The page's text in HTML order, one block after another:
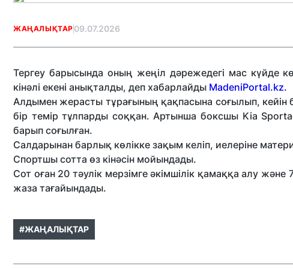
ЖАҢАЛЫҚТАР 09.07.2026
Тергеу барысында оның жеңіл дәрежедегі мас күйде
кінәлі екені анықталды, деп хабарлайды MadeniPortal.kz.
Алдымен жерасты тұрағының қақпасына соғылып, кейін
бір темір тұлпарды соққан. Артынша боксшы Kia
барып соғылған.
Салдарынан барлық көлікке зақым келіп, иелеріне
Спортшы сотта өз кінәсін мойындады.
Сот оған 20 тәулік мерзімге әкімшілік қамаққа алу және
жаза тағайындады.
#ЖАҢАЛЫҚТАР